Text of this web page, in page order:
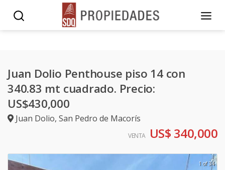
Juan Dolio Penthouse piso 14 con
340.83 mt cuadrado. Precio:
US$430,000
Juan Dolio, San Pedro de Macorís
VENTA US$ 340,000
1 of 34